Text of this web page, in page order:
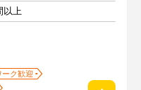
以上
ク歓迎